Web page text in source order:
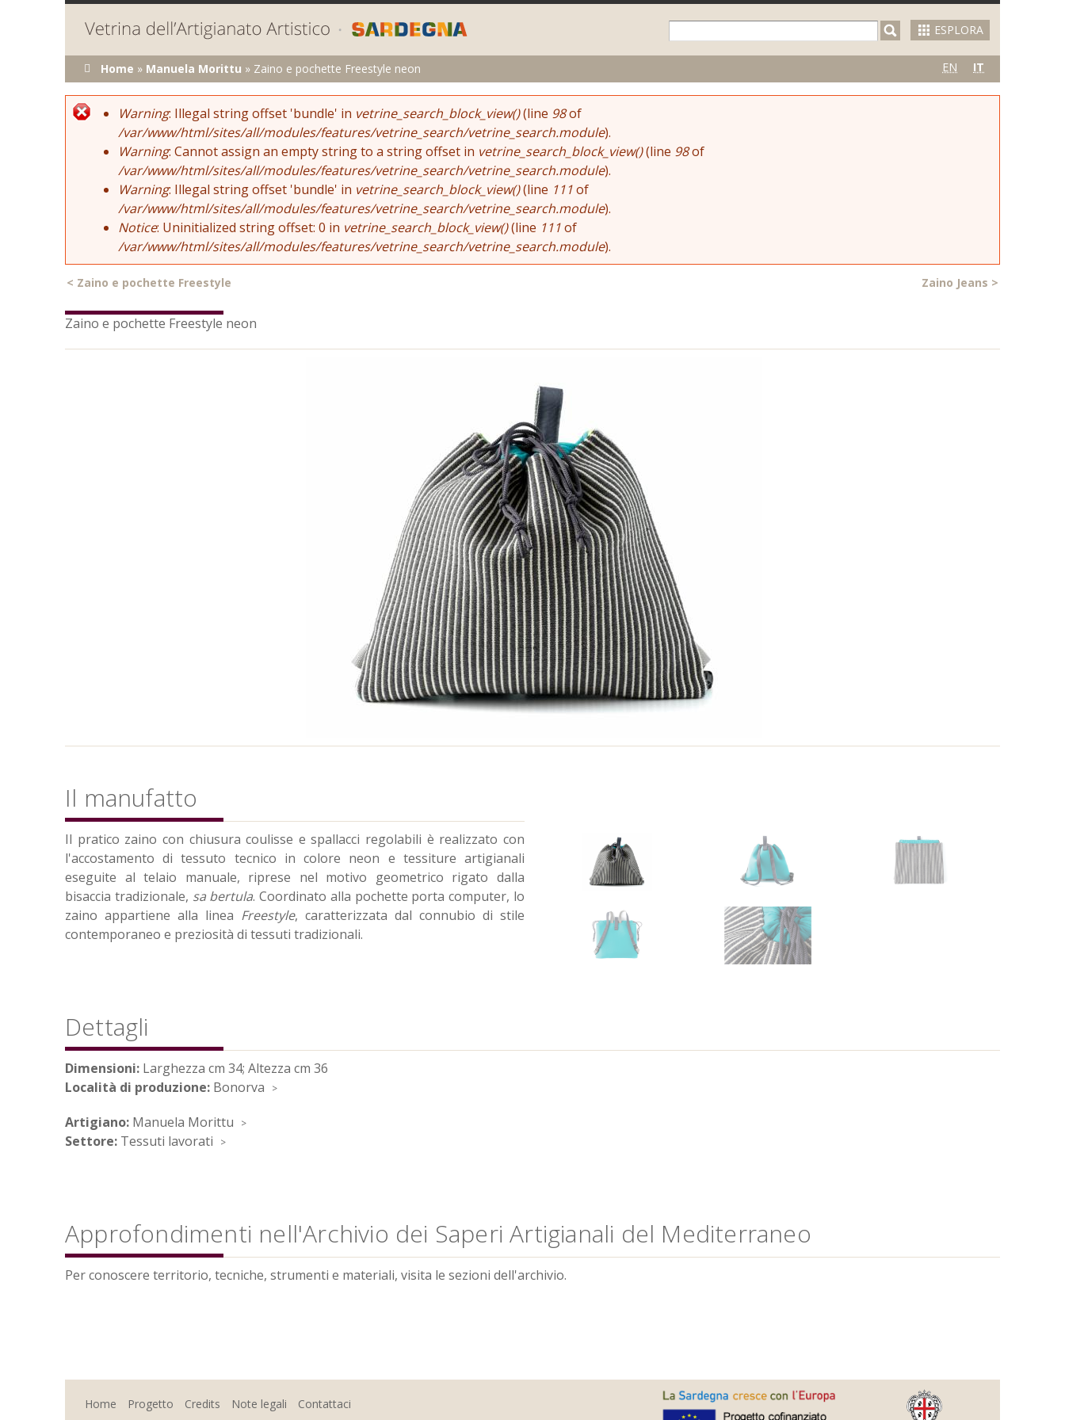
ESPLORA
Tu sei qui
Home » Manuela Morittu » Zaino e pochette Freestyle neon EN IT
Error message
Warning: Illegal string offset 'bundle' in vetrine_search_block_view()(line 98of
/var/www/html/sites/all/modules/features/vetrine_search/vetrine_search.module).
Warning: Cannot assign an empty string to a string offset in vetrine_search_block_view()(line 98of
/var/www/html/sites/all/modules/features/vetrine_search/vetrine_search.module).
Warning: Illegal string offset 'bundle' in vetrine_search_block_view()(line 111of
/var/www/html/sites/all/modules/features/vetrine_search/vetrine_search.module).
Notice: Uninitialized string offset: 0 in vetrine_search_block_view()(line 111of
/var/www/html/sites/all/modules/features/vetrine_search/vetrine_search.module).
< Zaino e pochette Freestyle Zaino Jeans >
Zaino e pochette Freestyle neon
Il manufatto
Il pratico zaino con chiusura coulisse e spallacci regolabili è realizzato con
l'accostamento di tessuto tecnico in colore neon e tessiture artigianali
eseguite al telaio manuale, riprese nel motivo geometrico rigato dalla
bisaccia tradizionale, sa bertula. Coordinato alla pochette porta computer, lo
zaino appartiene alla linea Freestyle, caratterizzata dal connubio di stile
contemporaneo e preziosità di tessuti tradizionali.
Dettagli
Dimensioni: Larghezza cm 34; Altezza cm 36
Località di produzione: Bonorva
Artigiano: Manuela Morittu
Settore: Tessuti lavorati
Approfondimenti nell'Archivio dei Saperi Artigianali del Mediterraneo
Per conoscere territorio, tecniche, strumenti e materiali, visita le sezioni dell'archivio.
Home Progetto Credits Note legali Contattaci